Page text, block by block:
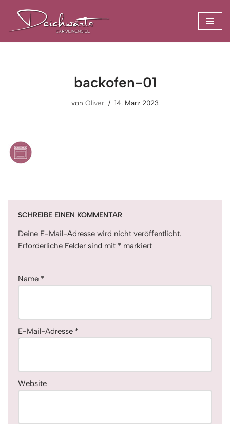
Zum
Inhalt
backofen-01
von Oliver 14. März 2023
SCHREIBE EINEN KOMMENTAR
Deine E-Mail-Adresse wird nicht veröffentlicht.
Erforderliche Felder sind mit * markiert
Name *
E-Mail-Adresse *
Website